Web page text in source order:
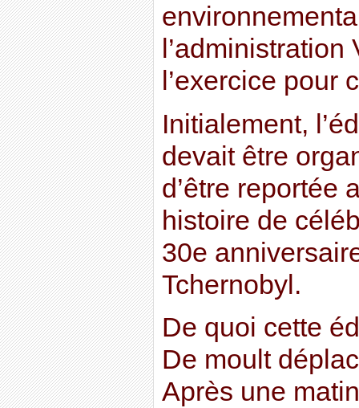
l’exercice pour
Initialement,
devait être
d’être reportée
histoire de
30e
Tchernobyl.
De quoi cette
De moult
Après une